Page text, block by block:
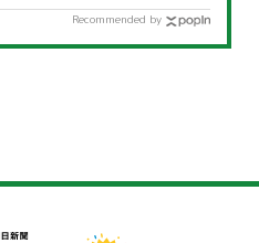
Recommended by